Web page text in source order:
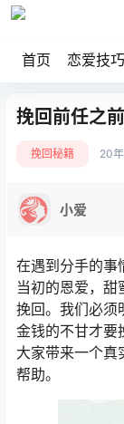
首页 恋爱技巧
挽回前任之
挽回秘籍 20
小爱
在遇到分手的事
当初的恩爱，
挽回。我们必须
金钱的不甘才要
大家带来一个真
帮助。